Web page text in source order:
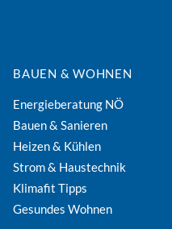
BAUEN & WOHNEN
Energieberatung NÖ
Bauen & Sanieren
Heizen & Kühlen
Strom & Haustechnik
Klimafit Tipps
Gesundes Wohnen